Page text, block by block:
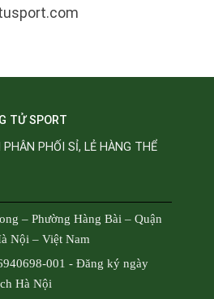
TỬ SPORT
PHỐI SỈ, LẺ HÀNG THỂ
– Phường Hàng Bài – Quận
Nội – Việt Nam
001 - Đăng ký ngày
Hà Nội